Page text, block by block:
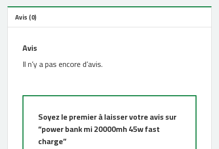
Avis (0)
Avis
Il n’y a pas encore d’avis.
Soyez le premier à laisser votre avis sur
“power bank mi 20000mh 45w fast
charge”